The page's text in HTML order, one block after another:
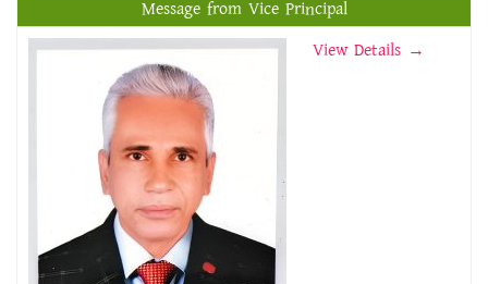
Message from Vice Principal
View Details →